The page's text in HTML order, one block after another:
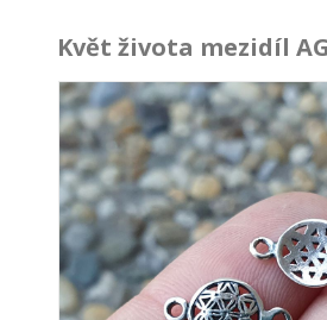
Květ života mezidíl